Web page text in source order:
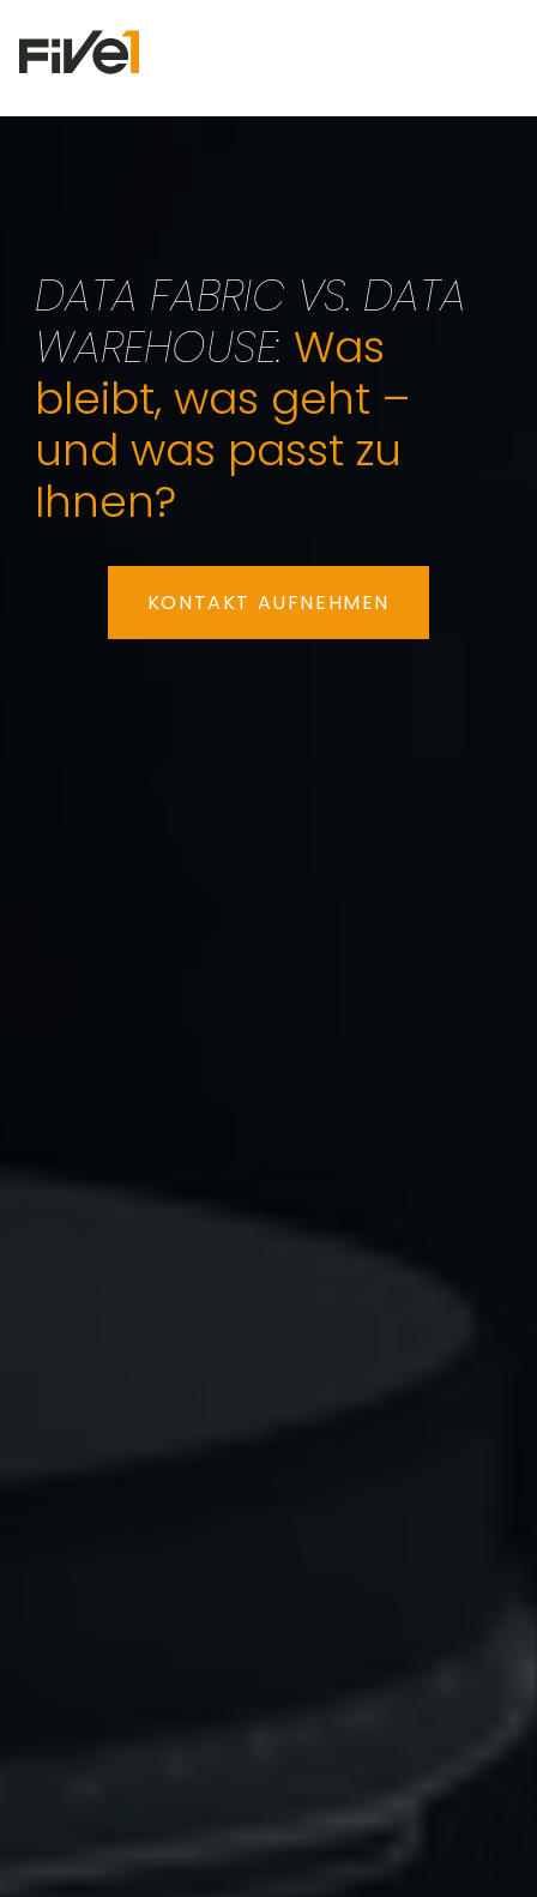
DATA FABRIC VS. DATA
WAREHOUSE: Was
bleibt, was geht –
und was passt zu
Ihnen?
KONTAKT AUFNEHMEN